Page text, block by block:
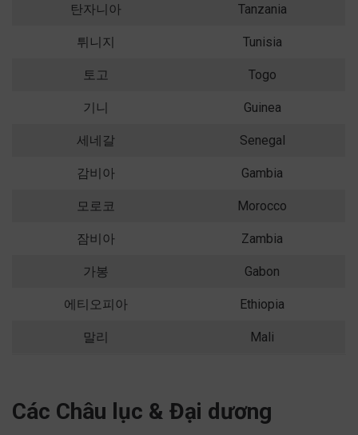
탄자니아 Tanzania
튀니지 Tunisia
토고 Togo
기니 Guinea
세네갈 Senegal
감비아 Gambia
모로코 Morocco
잠비아 Zambia
가봉 Gabon
에티오피아 Ethiopia
말리 Mali
Các Châu lục & Đại dương